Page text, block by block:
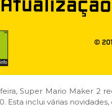
Super Mario Maker 2
Esta inclui várias